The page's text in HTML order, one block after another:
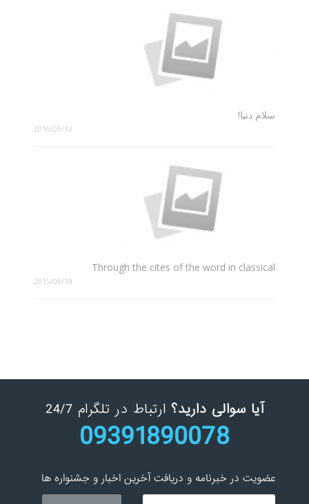
سلام دنیا!
2016/05/12
Through the cites of the word in classical
2015/08/10
آیا سوالی دارید؟ ارتباط در تلگرام 24/7
09391890078
عضویت در خبرنامه و دریافت آخرین اخبار و جشنواره ها